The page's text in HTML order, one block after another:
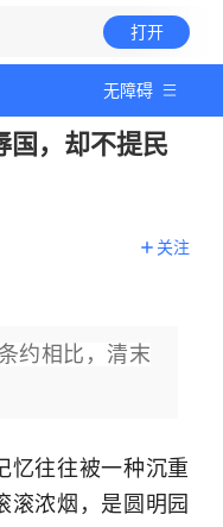
打开
无障碍
国，却不提民
关注
约相比，清末
忆往往被一种沉重
滚浓烟，是圆明园